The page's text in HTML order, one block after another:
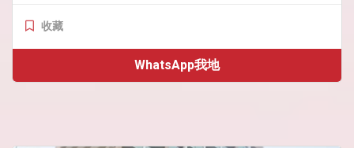
收藏
WhatsApp我地